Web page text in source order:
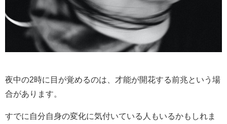
夜中の2時に目が覚めるのは、才能が開花する前兆という場
合があります。
すでに自分自身の変化に気付いている人もいるかもしれま